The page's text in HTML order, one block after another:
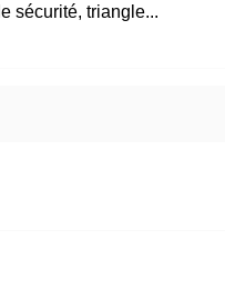
sécurité, triangle...